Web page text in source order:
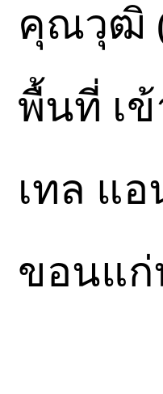
คุณวุฒิ (
พื้นที่ เ
เทล แ
ขอนแ